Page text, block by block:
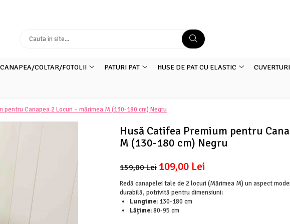
COLTAR/FOTOLII PATURI PAT HUSE DE PAT CU ELASTIC CUVERTURI
pentru Canapea 2 Locuri – mărimea M (130-180 cm) Negru
Husă Catifea Premium pentru
M (130-180 cm) Negru
159,00 Lei 109,00 Lei
Redă canapelei tale de 2 locuri (Mărimea M) un aspect
durabilă, potrivită pentru dimensiuni:
Lungime: 130-180 cm
Lățime: 80-95 cm